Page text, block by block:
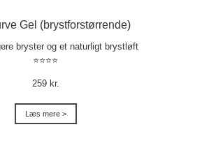
Gel (brystforstørrende)
bryster og et naturligt brystløft
⭐⭐⭐⭐
259 kr.
Læs mere >